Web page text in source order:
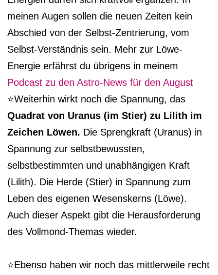
meinen Augen sollen die neuen Zeiten kein
Abschied von der Selbst-Zentrierung, vom
Selbst-Verständnis sein. Mehr zur Löwe-
Energie erfährst du übrigens in meinem
Podcast zu den Astro-News für den August
⭐️Weiterhin wirkt noch die Spannung, das
Quadrat von Uranus (im Stier) zu Lilith im
Zeichen Löwen. Die Sprengkraft (Uranus) in
Spannung zur selbstbewussten,
selbstbestimmten und unabhängigen Kraft
(Lilith). Die Herde (Stier) in Spannung zum
Leben des eigenen Wesenskerns (Löwe).
Auch dieser Aspekt gibt die Herausforderung
des Vollmond-Themas wieder.
⭐️Ebenso haben wir noch das mittlerweile recht